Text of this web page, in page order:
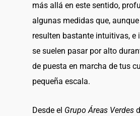
más allá en este sentido,
algunas medidas que,
resulten bastante intuitivas, e
se suelen pasar por alto
de puesta en marcha de tus
pequeña escala.
Desde el Grupo Áreas Verdes